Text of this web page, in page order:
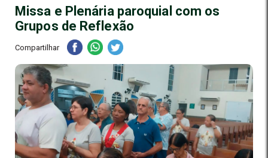
Missa e Plenária paroquial com os
Grupos de Reflexão
Compartilhar